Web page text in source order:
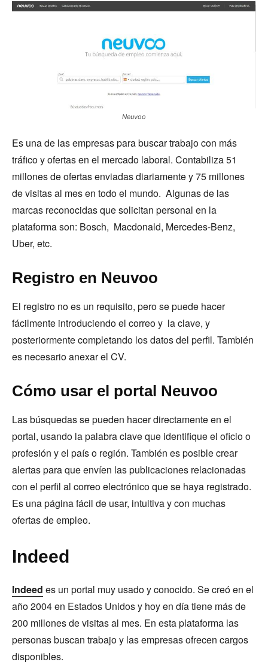
Neuvoo
Es una de las empresas para buscar trabajo con más
tráfico y ofertas en el mercado laboral. Contabiliza 51
millones de ofertas enviadas diariamente y 75 millones
de visitas al mes en todo el mundo. Algunas de las
marcas reconocidas que solicitan personal en la
plataforma son: Bosch, Macdonald, Mercedes-Benz,
Uber, etc.
Registro en Neuvoo
El registro no es un requisito, pero se puede hacer
fácilmente introduciendo el correo y la clave, y
posteriormente completando los datos del perfil. También
es necesario anexar el CV.
Cómo usar el portal Neuvoo
Las búsquedas se pueden hacer directamente en el
portal, usando la palabra clave que identifique el oficio o
profesión y el país o región. También es posible crear
alertas para que envíen las publicaciones relacionadas
con el perfil al correo electrónico que se haya registrado.
Es una página fácil de usar, intuitiva y con muchas
ofertas de empleo.
Indeed
Indeed es un portal muy usado y conocido. Se creó en el
año 2004 en Estados Unidos y hoy en día tiene más de
200 millones de visitas al mes. En esta plataforma las
personas buscan trabajo y las empresas ofrecen cargos
disponibles.